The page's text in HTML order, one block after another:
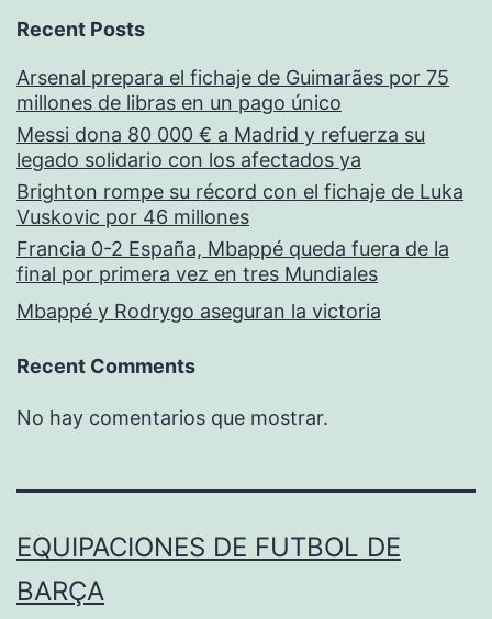
Recent Posts
Arsenal prepara el fichaje de Guimarães por 75
millones de libras en un pago único
Messi dona 80 000 € a Madrid y refuerza su
legado solidario con los afectados ya
Brighton rompe su récord con el fichaje de Luka
Vuskovic por 46 millones
Francia 0-2 España, Mbappé queda fuera de la
final por primera vez en tres Mundiales
Mbappé y Rodrygo aseguran la victoria
Recent Comments
No hay comentarios que mostrar.
EQUIPACIONES DE FUTBOL DE
BARÇA